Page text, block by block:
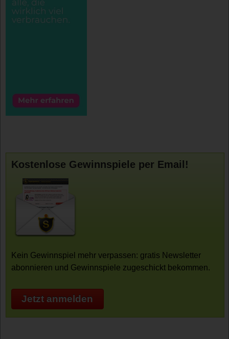
Kostenlose Gewinnspiele per Email!
Kein Gewinnspiel mehr verpassen: gratis Newsletter
abonnieren und Gewinnspiele zugeschickt bekommen.
Jetzt anmelden